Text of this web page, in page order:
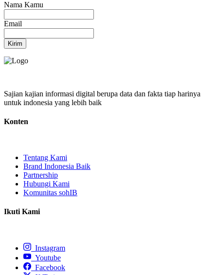
Nama Kamu
Email
Kirim
Sajian kajian informasi digital berupa data dan fakta tiap harinya
untuk indonesia yang lebih baik
Konten
Tentang Kami
Brand Indonesia Baik
Partnership
Hubungi Kami
Komunitas sohIB
Ikuti Kami
Instagram
Youtube
Facebook